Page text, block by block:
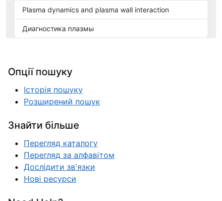
Plasma dynamics and plasma wall interaction
Диагностика плазмы
Опції пошуку
Історія пошуку
Розширений пошук
Знайти більше
Перегляд каталогу
Перегляд за алфавітом
Дослідити зв'язки
Нові ресурси